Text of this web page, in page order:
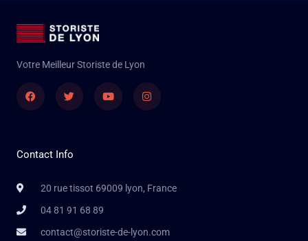
Votre Meilleur Storiste de Lyon
FacebookTwitter YoutubeInstagram
Contact Info
20 rue tissot 69009 lyon, France
04 81 91 68 89
contact@storiste-de-lyon.com